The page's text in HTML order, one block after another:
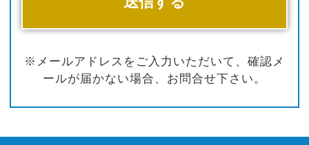
※メールアドレスをご入力いただいて、確認メ
ールが届かない場合、お問合せ下さい。